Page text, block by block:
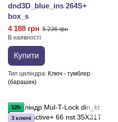
dnd3D_blue_ins 264S+
box_s
4 188 грн 5 236 грн
В наявності
Купити
Тип циліндра Ключ - тумблер
(барашек)
12h
3 ключі